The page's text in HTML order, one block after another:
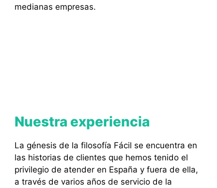
medianas empresas.
Nuestra experiencia
La génesis de la filosofía Fácil se encuentra en
las historias de clientes que hemos tenido el
privilegio de atender en España y fuera de ella,
a través de varios años de servicio de la